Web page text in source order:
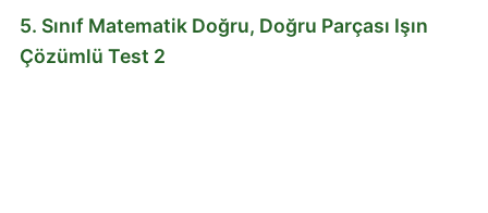
5. Sınıf Matematik Doğru, Doğru Parçası Işın
Çözümlü Test 2